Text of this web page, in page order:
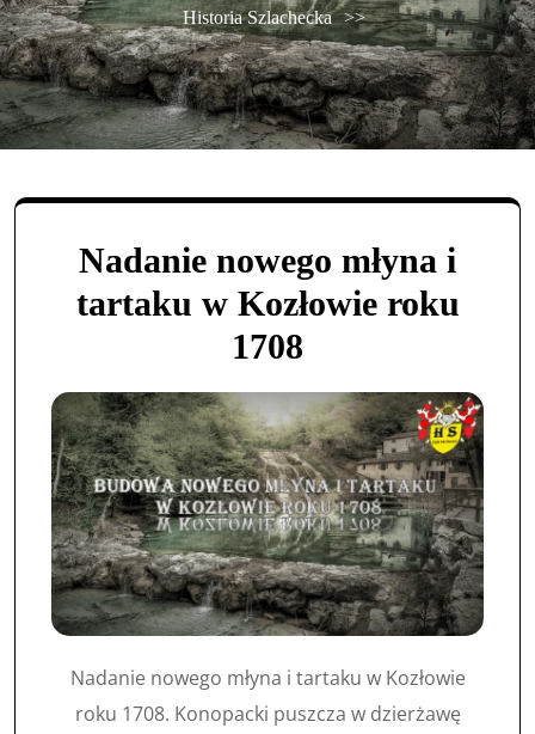
Historia Szlachecka >>
Nadanie nowego młyna i
tartaku w Kozłowie roku
1708
Nadanie nowego młyna i tartaku w Kozłowie
roku 1708. Konopacki puszcza w dzierżawę